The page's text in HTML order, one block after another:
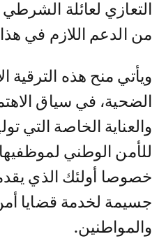
التعازي لعائلة الشرطي
من الدعم اللازم في
ويأتي منح هذه الترقية
الضحية، في سياق
والعناية الخاصة التي
للأمن الوطني لموظفيها
خصوصا أولئك الذي
جسيمة لخدمة قضايا
والمواطنين.